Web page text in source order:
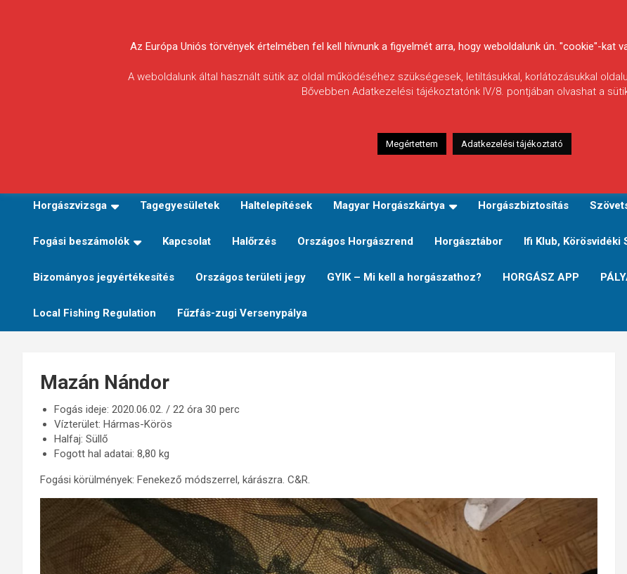
Körösvidéki Horgász
Egyesületek
Horgászvizsga Tagegyesületek Haltelepítések Magyar Horgászkártya Horgászbiztosítás
Fogási beszámolók Kapcsolat Halőrzés Országos Horgászrend Horgásztábor Ifi Klub, Körösvidéki
Bizományos jegyértékesítés Országos területi jegy GYIK – Mi kell a horgászathoz? HORGÁSZ APP
Local Fishing Regulation Fűzfás-zugi Versenypálya
Mazán Nándor
Fogás ideje: 2020.06.02. / 22 óra 30 perc
Vízterület: Hármas-Körös
Halfaj: Süllő
Fogott hal adatai: 8,80 kg
Fogási körülmények: Fenekező módszerrel, kárászra. C&R.
Az Európa Uniós törvények értelmében fel kell hívnunk a figyelmét arra, hogy weboldalunk ún. "cookie"-kat
A weboldalunk által használt sütik az oldal működéséhez szükségesek, letiltásukkal, korlátozásukkal
Bővebben Adatkezelési tájékoztatónk IV/8. pontjában olvashat a
Megértettem Adatkezelési tájékoztató